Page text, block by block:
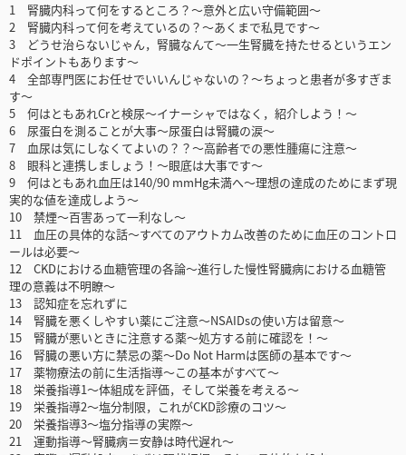
1 腎臓内科って何をするところ？～意外と広い守備範囲～
2 腎臓内科って何を考えているの？～あくまで私見です～
3 どうせ治らないじゃん，腎臓なんて～一生腎臓を持たせるというエン
ドポイントもあります～
4 全部専門医にお任せでいいんじゃないの？～ちょっと患者が多すぎま
す～
5 何はともあれCrと検尿～イナーシャではなく，紹介しよう！～
6 尿蛋白を測ることが大事～尿蛋白は腎臓の涙～
7 血尿は気にしなくてよいの？？～高齢者での悪性腫瘍に注意～
8 眼科と連携しましょう！～眼底は大事です～
9 何はともあれ血圧は140/90 mmHg未満へ～理想の達成のためにまず現
実的な値を達成しよう～
10 禁煙～百害あって一利なし～
11 血圧の具体的な話～すべてのアウトカム改善のために血圧のコントロ
ールは必要～
12 CKDにおける血糖管理の各論～進行した慢性腎臓病における血糖管
理の意義は不明瞭～
13 認知症を忘れずに
14 腎臓を悪くしやすい薬にご注意～NSAIDsの使い方は留意～
15 腎臓が悪いときに注意する薬～処方する前に確認を！～
16 腎臓の悪い方に禁忌の薬～Do Not Harmは医師の基本です～
17 薬物療法の前に生活指導～この基本がすべて～
18 栄養指導1～体組成を評価，そして栄養を考える～
19 栄養指導2～塩分制限，これがCKD診療のコツ～
20 栄養指導3～塩分指導の実際～
21 運動指導～腎臓病＝安静は時代遅れ～